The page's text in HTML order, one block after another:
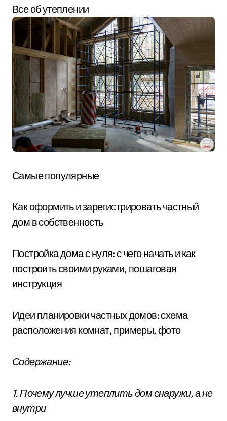
Все об утеплении
Самые популярные
Как оформить и зарегистрировать частный
дом в собственность
Постройка дома с нуля: с чего начать и как
построить своими руками, пошаговая
инструкция
Идеи планировки частных домов: схема
расположения комнат, примеры, фото
Содержание:
1. Почему лучше утеплить дом снаружи, а не
внутри